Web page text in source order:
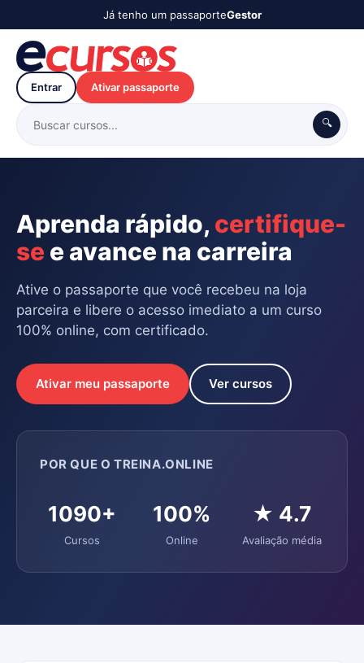
Já tenho um passaporteGestor
🔍
Entrar Ativar passaporte
Aprenda rápido, certifique-
se e avance na carreira
Ative o passaporte que você recebeu na loja
parceira e libere o acesso imediato a um curso
100% online, com certificado.
Ativar meu passaporte Ver cursos
POR QUE O TREINA.ONLINE
1090+
Cursos
100%
Online
★ 4.7
Avaliação média